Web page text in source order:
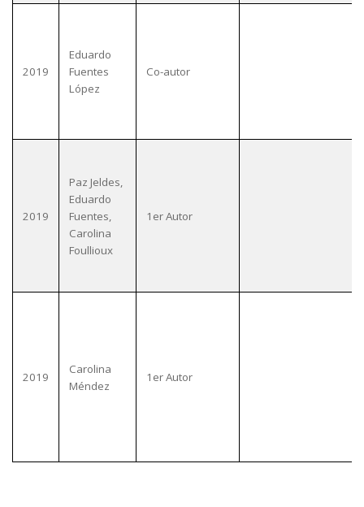
2019
Eduardo
Fuentes
López
Co-autor
2019
Paz Jeldes,
Eduardo
Fuentes,
Carolina
Foullioux
1er Autor
2019
Carolina
Méndez
1er Autor